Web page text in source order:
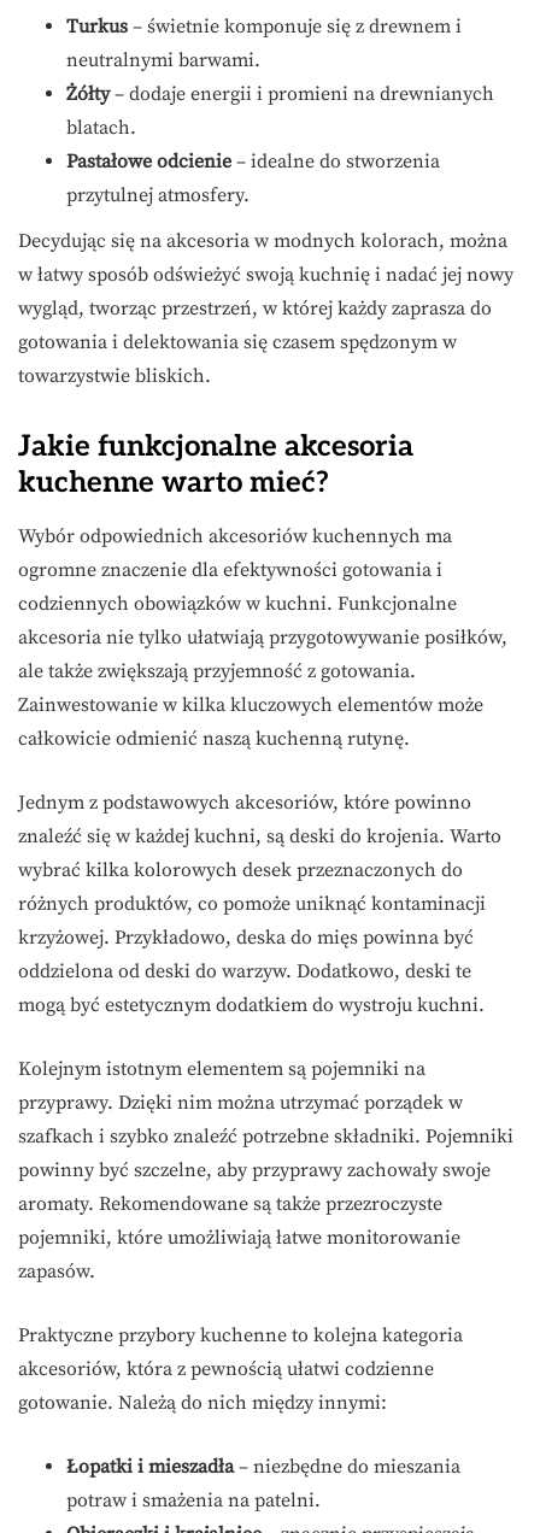
Turkus – świetnie komponuje się z drewnem i
neutralnymi barwami.
Żółty– dodaje energii i promieni na drewnianych
blatach.
Pastałowe odcienie – idealne do stworzenia
przytulnej atmosfery.
Decydując się na akcesoria w modnych kolorach, można
w łatwy sposób odświeżyć swoją kuchnię i nadać jej nowy
wygląd, tworząc przestrzeń, w której każdy zaprasza do
gotowania i delektowania się czasem spędzonym w
towarzystwie bliskich.
Jakie funkcjonalne akcesoria
kuchenne warto mieć?
Wybór odpowiednich akcesoriów kuchennych ma
ogromne znaczenie dla efektywności gotowania i
codziennych obowiązków w kuchni. Funkcjonalne
akcesoria nie tylko ułatwiają przygotowywanie posiłków,
ale także zwiększają przyjemność z gotowania.
Zainwestowanie w kilka kluczowych elementów może
całkowicie odmienić naszą kuchenną rutynę.
Jednym z podstawowych akcesoriów, które powinno
znaleźć się w każdej kuchni, są deski do krojenia. Warto
wybrać kilka kolorowych desek przeznaczonych do
różnych produktów, co pomoże uniknąć kontaminacji
krzyżowej. Przykładowo, deska do mięs powinna być
oddzielona od deski do warzyw. Dodatkowo, deski te
mogą być estetycznym dodatkiem do wystroju kuchni.
Kolejnym istotnym elementem są pojemniki na
przyprawy. Dzięki nim można utrzymać porządek w
szafkach i szybko znaleźć potrzebne składniki. Pojemniki
powinny być szczelne, aby przyprawy zachowały swoje
aromaty. Rekomendowane są także przezroczyste
pojemniki, które umożliwiają łatwe monitorowanie
zapasów.
Praktyczne przybory kuchenne to kolejna kategoria
akcesoriów, która z pewnością ułatwi codzienne
gotowanie. Należą do nich między innymi:
Łopatki i mieszadła– niezbędne do mieszania
potraw i smażenia na patelni.